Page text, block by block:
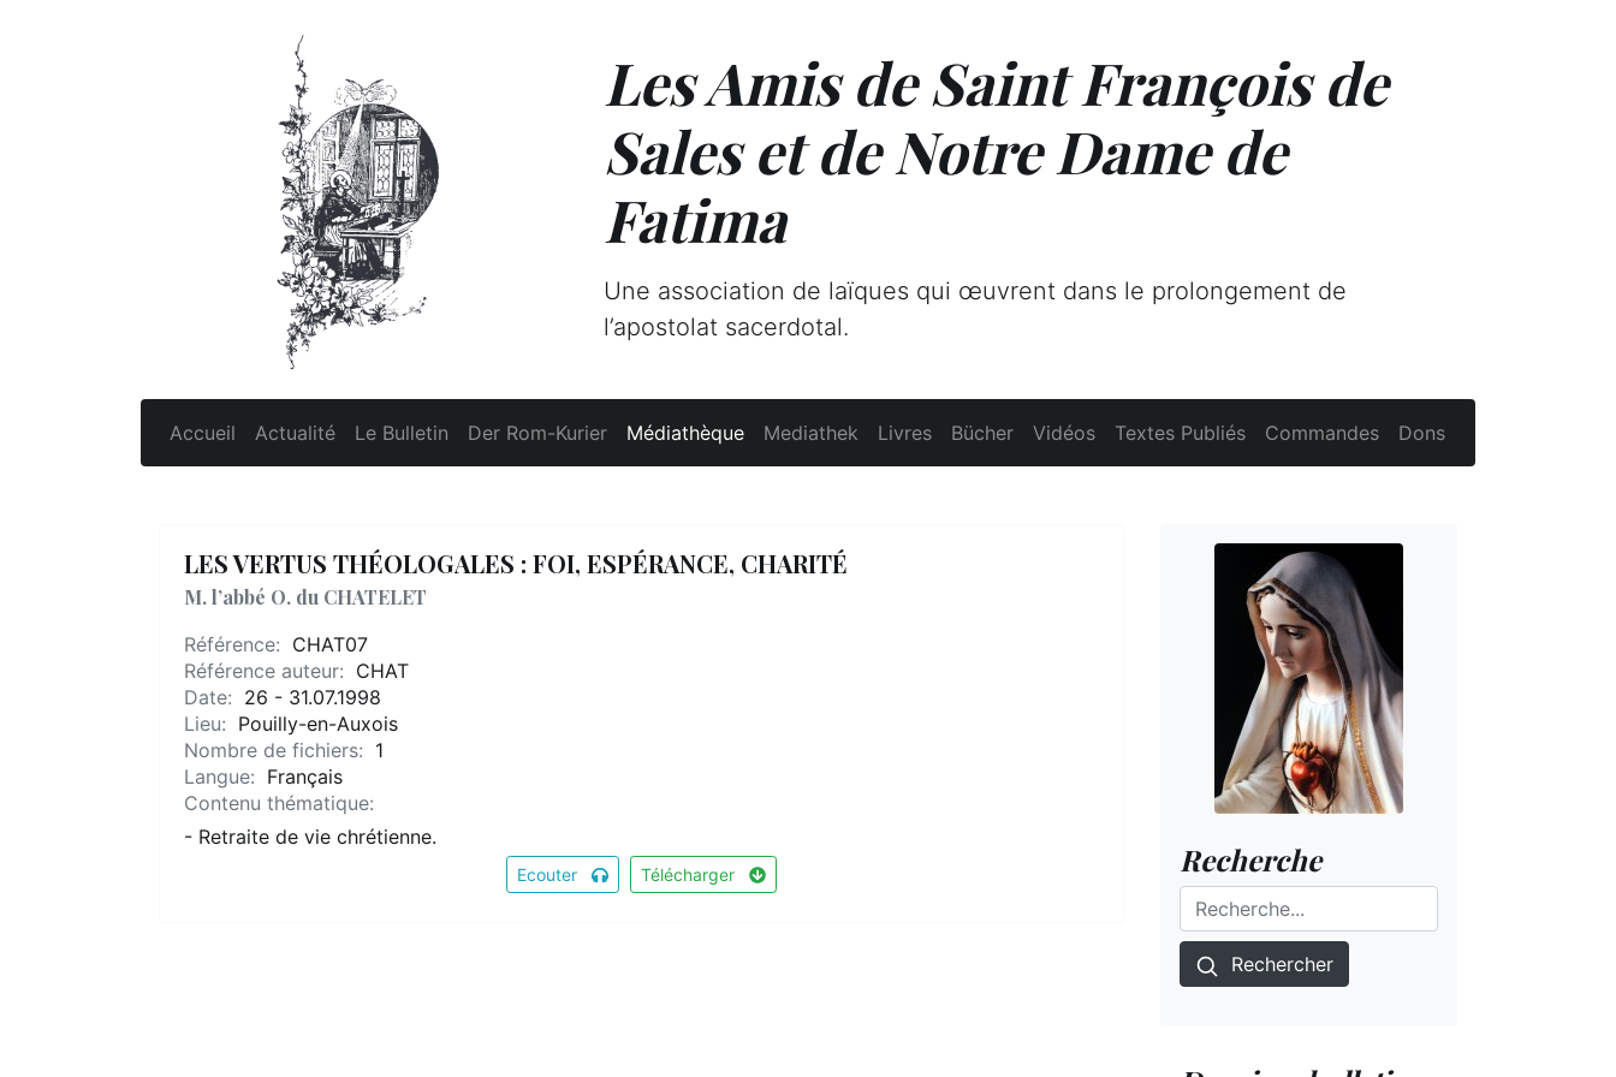
Les Amis de Saint François de
Sales et de Notre Dame de
Fatima
Une association de laïques qui œuvrent dans le prolongement de
l’apostolat sacerdotal.
Accueil Actualité Le Bulletin Der Rom-Kurier Médiathèque Mediathek Livres Bücher Vidéos Textes Publiés Commandes Dons
LES VERTUS THÉOLOGALES : FOI, ESPÉRANCE, CHARITÉ
M. l’abbé O. du CHATELET
Référence: CHAT07
Référence auteur: CHAT
Date: 26 - 31.07.1998
Lieu: Pouilly-en-Auxois
Nombre de fichiers: 1
Langue: Français
Contenu thématique:
- Retraite de vie chrétienne.
Ecouter Télécharger Recherche
Rechercher